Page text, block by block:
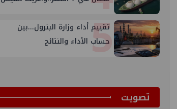
5
تقييم أداء وزارة البترول...بين
حساب الأداء والنتائج
ﺗﺼﻮﻳﺖ